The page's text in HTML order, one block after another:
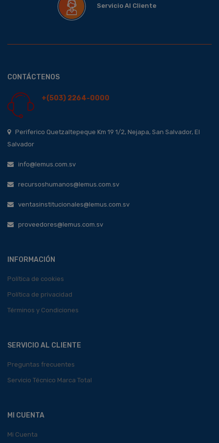
Servicio Al Cliente
CONTÁCTENOS
+(503) 2264-0000
Periferico Quetzaltepeque Km 19 1/2, Nejapa, San Salvador, El
Salvador
info@lemus.com.sv
recursoshumanos@lemus.com.sv
ventasinstitucionales@lemus.com.sv
proveedores@lemus.com.sv
INFORMACIÓN
Política de cookies
Política de privacidad
Términos y Condiciones
SERVICIO AL CLIENTE
Preguntas frecuentes
Servicio Técnico Marca Total
MI CUENTA
Mi Cuenta